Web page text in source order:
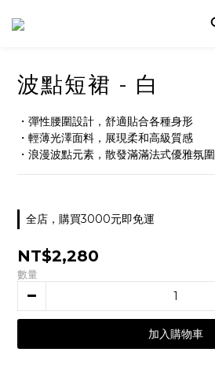
波點短裙 - 白
・彈性腰圍設計，舒適貼合各種身形
・輕薄光澤面料，展現柔和高級質感
・浪漫波點元素，散發滿滿法式優雅氛圍
全店，購買3000元即免運
NT$2,280
數量
加入購物車